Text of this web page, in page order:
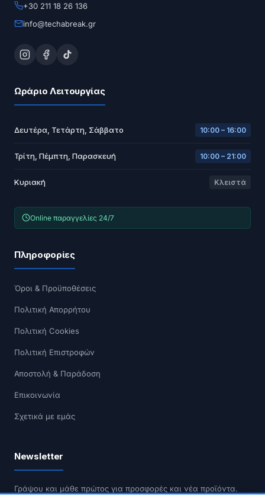
+30 211 18 26 136
info@techabreak.gr
Ωράριο Λειτουργίας
Δευτέρα, Τετάρτη, Σάββατο 10:00 – 16:00
Τρίτη, Πέμπτη, Παρασκευή 10:00 – 21:00
Κυριακή Κλειστά
Online παραγγελίες 24/7
Πληροφορίες
Όροι & Προϋποθέσεις
Πολιτική Απορρήτου
Πολιτική Cookies
Πολιτική Επιστροφών
Αποστολή & Παράδοση
Επικοινωνία
Σχετικά με εμάς
Newsletter
Γράψου και μάθε πρώτος για προσφορές και νέα προϊόντα.